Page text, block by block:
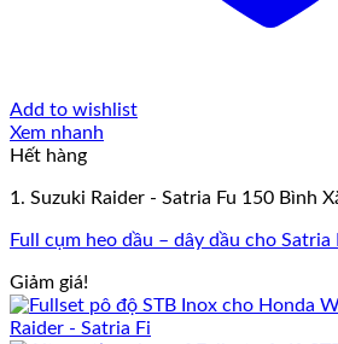
Add to wishlist
Xem nhanh
Hết hàng
1. Suzuki Raider - Satria Fu 150 Bình
Full cụm heo dầu – dây dầu cho Satria
Giảm giá!